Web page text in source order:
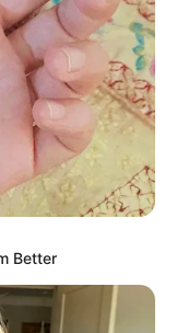
บยม หยั่งรู้อนาคต)
ยือนของสิ่งเร้น
าว
ที่สุดในโลกเพิ่มขึ้น
Better